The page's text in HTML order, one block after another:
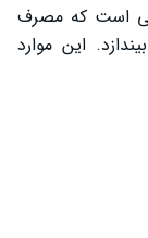
است که مصرف
این موارد